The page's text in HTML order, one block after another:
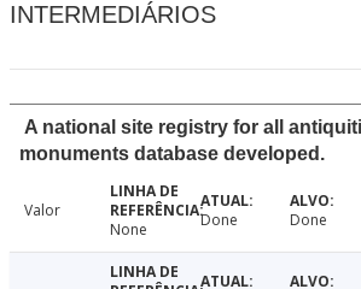
INTERMEDIÁRIOS
A national site registry for all
monuments database developed.
Valor
None
Done Done